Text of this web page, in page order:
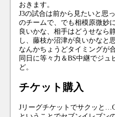
おきます。
J3の試合は前から見たいと思
のチームで、でも相模原微妙
良いかな、相手はどうせなら
し、藤枝か沼津が良いかなと
なんかちょうどタイミングが
同日に等々力＆BS中継でジュ
ど。
チケット購入
Jリーグチケットでサクッと